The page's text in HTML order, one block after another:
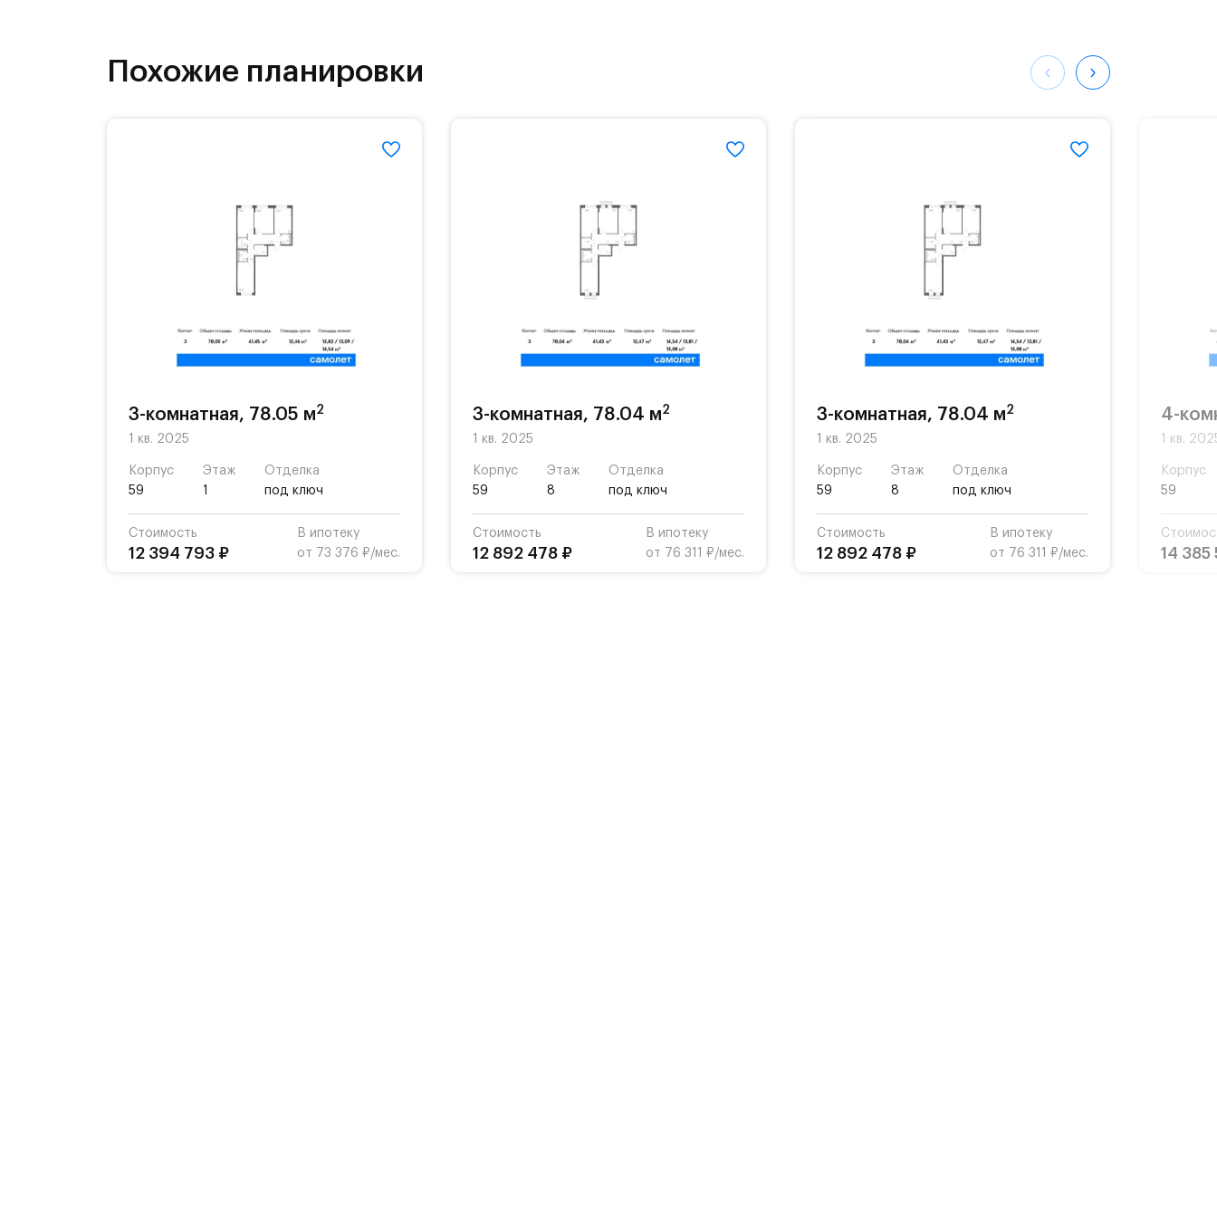
На территории квартала возведут детский сад и школу. Также для наиболее одарённых
Для автомобилистов — закрытые озеленённые парковки.
Территория квартала приватная, въезд осуществляется по пропускам.#yan19-2r1509281#
Похожие планировки
3-комнатная, 78.05 м2
1 кв. 2025
Корпус
59
Этаж
1
Отделка
под ключ
Стоимость
12 394 793 ₽
В ипотеку
от 73 376 ₽/мес.
3-комнатная, 78.04 м2
1 кв. 2025
Корпус
59
Этаж
8
Отделка
под ключ
Стоимость
12 892 478 ₽
В ипотеку
от 76 311 ₽/мес.
3-комнатная, 78.04 м2
1 кв. 2025
Корпус
59
Этаж
8
Отделка
под ключ
Стоимость
12 892 478 ₽
В ипотеку
от 76 311 ₽/мес.
4-
1 кв.
Корпус
59
14 385